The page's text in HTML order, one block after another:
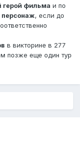
герой фильма и по
персонаж, если до
в викторине в 277
позже еще один тур